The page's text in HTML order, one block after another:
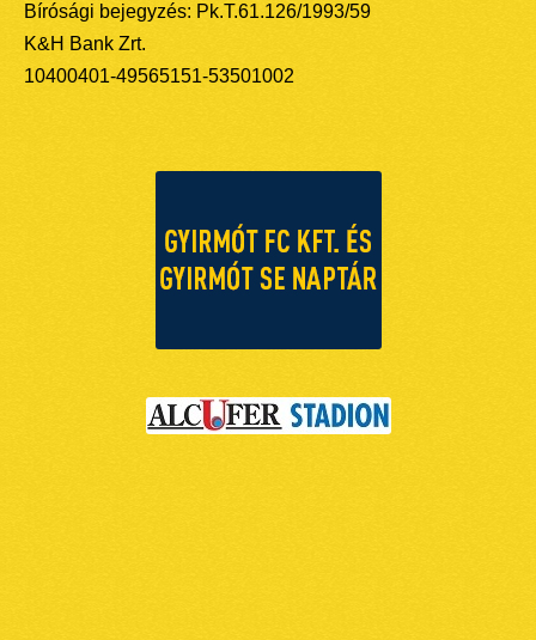
Bírósági bejegyzés: Pk.T.61.126/1993/59
K&H Bank Zrt.
10400401-49565151-53501002